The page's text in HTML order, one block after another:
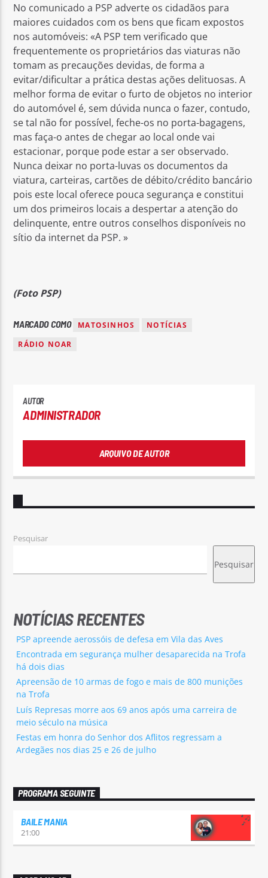
No comunicado a PSP adverte os cidadãos para
maiores cuidados com os bens que ficam expostos
nos automóveis: «A PSP tem verificado que
frequentemente os proprietários das viaturas não
tomam as precauções devidas, de forma a
evitar/dificultar a prática destas ações delituosas. A
melhor forma de evitar o furto de objetos no interior
do automóvel é, sem dúvida nunca o fazer, contudo,
se tal não for possível, feche-os no porta-bagagens,
mas faça-o antes de chegar ao local onde vai
estacionar, porque pode estar a ser observado.
Nunca deixar no porta-luvas os documentos da
viatura, carteiras, cartões de débito/crédito bancário
pois este local oferece pouca segurança e constitui
um dos primeiros locais a despertar a atenção do
delinquente, entre outros conselhos disponíveis no
sítio da internet da PSP. »
(Foto PSP)
MARCADO COMO MATOSINHOS
NOTÍCIAS
RÁDIO NOAR
AUTOR
ADMINISTRADOR
ARQUIVO DE AUTOR
Pesquisar
Pesquisar
NOTÍCIAS RECENTES
PSP apreende aerossóis de defesa em Vila das Aves
Encontrada em segurança mulher desaparecida na Trofa
há dois dias
Apreensão de 10 armas de fogo e mais de 800 munições
na Trofa
Luís Represas morre aos 69 anos após uma carreira de
meio século na música
Festas em honra do Senhor dos Aflitos regressam a
Ardegães nos dias 25 e 26 de julho
PROGRAMA SEGUINTE
BAILE MANIA
21:00